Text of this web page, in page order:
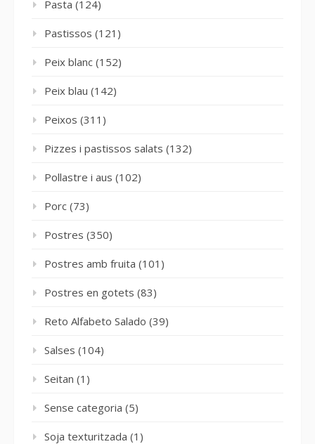
Pasta (124)
Pastissos (121)
Peix blanc (152)
Peix blau (142)
Peixos (311)
Pizzes i pastissos salats (132)
Pollastre i aus (102)
Porc (73)
Postres (350)
Postres amb fruita (101)
Postres en gotets (83)
Reto Alfabeto Salado (39)
Salses (104)
Seitan (1)
Sense categoria (5)
Soja texturitzada (1)